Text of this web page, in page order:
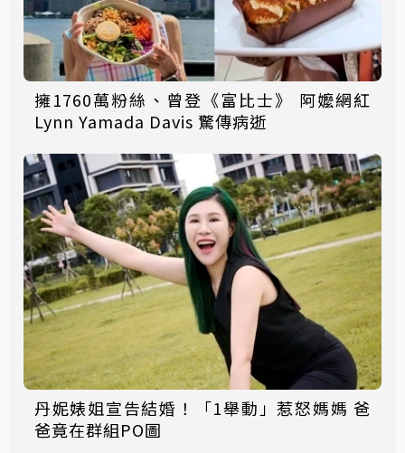
擁1760萬粉絲、曾登《富比士》 阿嬤網紅
Lynn Yamada Davis 驚傳病逝
丹妮婊姐宣告結婚！「1舉動」惹怒媽媽 爸
爸竟在群組PO圖